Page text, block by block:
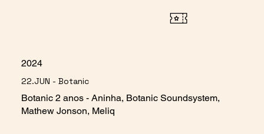
Botanic 2 anos - Aninha, Botanic Soundsystem,
Mathew Jonson, Meliq
22.JUN - Botanic
2024